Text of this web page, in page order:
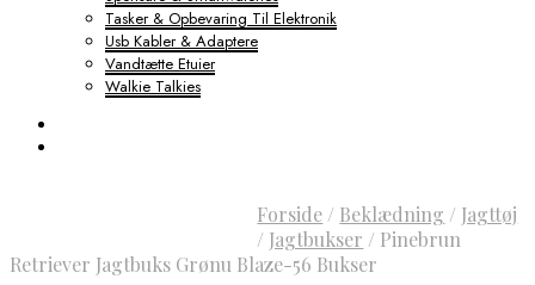
Tasker & Opbevaring Til Elektronik
Usb Kabler & Adaptere
Vandtætte Etuier
Walkie Talkies
Forside / Beklædning / Jagttøj
/ Jagtbukser / Pinebrun
Retriever Jagtbuks Grønu Blaze-56 Bukser